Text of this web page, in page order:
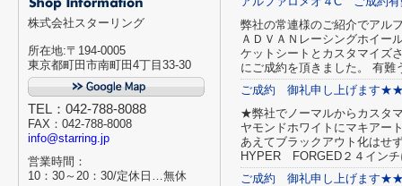
株式会社スターリング
所在地:〒194-0005
東京都町田市南町田4丁目33-30
TEL：042-788-8088
FAX：042-788-8008
info@starring.jp
営業時間：
10：30～20：30/定休日…無休
弊社の常連様のご紹介でアル
ＡＤＶＡＮレーシングホイ
ケットシートとカスタマイズ
にご成約を頂きました。 有難
ご成約 御礼申し上げます
★弊社でノーマルからカスタ
ヤモンドホワイトにマキア
あえてブラックアウト化はせ
HYPER FORGED２４イン
ご成約 御礼申し上げます